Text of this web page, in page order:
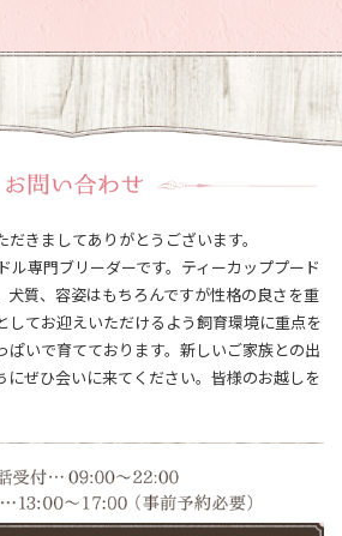
きましてありがとうございます。
専門ブリーダーです。ティーカッププード
犬質、容姿はもちろんですが性格の良さを重
してお迎えいただけるよう飼育環境に重点を
ぱいで育てております。新しいご家族との出
にぜひ会いに来てください。皆様のお越しを